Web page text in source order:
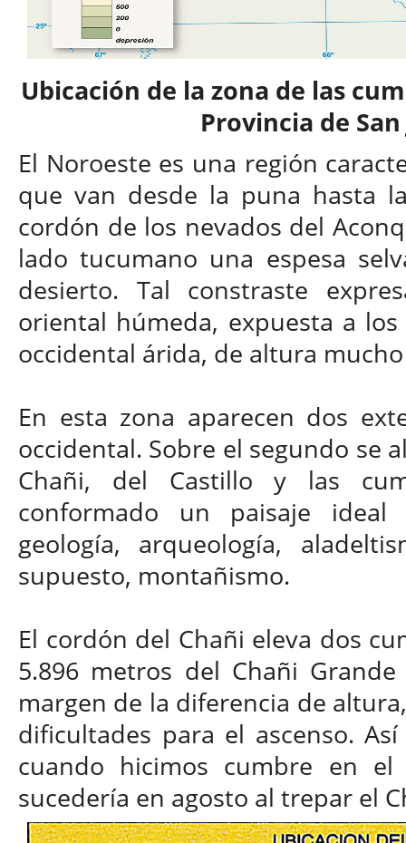
Ubicación de la zona de las
Provincia de
El Noroeste es una región
que van desde la puna hasta
cordón de los nevados del
lado tucumano una espesa
desierto. Tal constraste
oriental húmeda, expuesta a
occidental árida, de altura
En esta zona aparecen dos
occidental. Sobre el segundo se
Chañi, del Castillo y las
conformado un paisaje ideal
geología, arqueología,
supuesto, montañismo.
El cordón del Chañi eleva dos
5.896 metros del Chañi
margen de la diferencia de
dificultades para el ascenso.
cuando hicimos cumbre en
sucedería en agosto al trepar el